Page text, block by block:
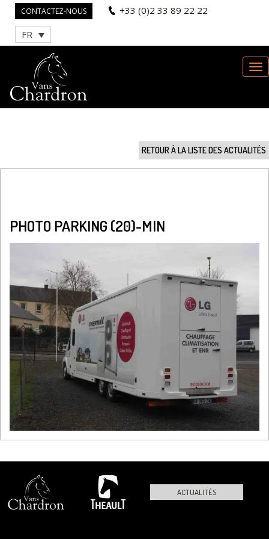
CONTACTEZ-NOUS +33 (0)2 33 89 22 22
FR
RETOUR À LA LISTE DES ACTUALITÉS
PHOTO PARKING (20)-MIN
ACTUALITÉS